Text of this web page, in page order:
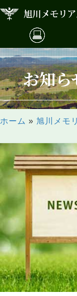
お知ら
ホーム » 旭川メモ